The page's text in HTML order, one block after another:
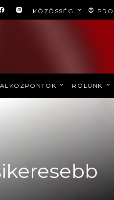
KÖZÖSSÉG
ALKÖZPONTOK RÓLUNK